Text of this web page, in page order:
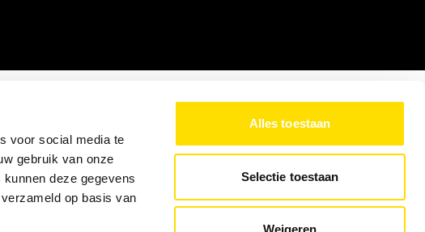
voor social media te
gebruik van onze
deze gegevens
op basis van
Alles toestaan
Selectie toestaan
Weigeren